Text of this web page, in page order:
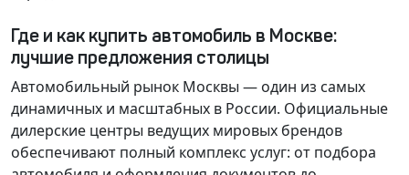
Где и как купить автомобиль в Москве:
лучшие предложения столицы
Автомобильный рынок Москвы — один из самых
динамичных и масштабных в России. Официальные
дилерские центры ведущих мировых брендов
обеспечивают полный комплекс услуг: от подбора